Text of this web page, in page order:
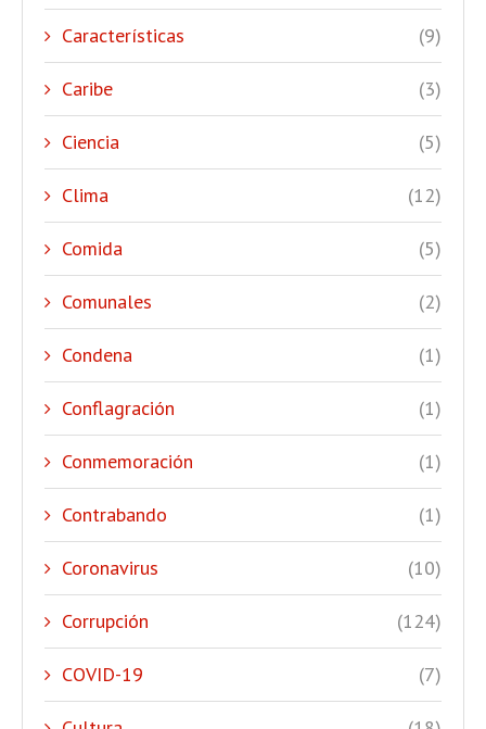
Características (9)
Caribe (3)
Ciencia (5)
Clima (12)
Comida (5)
Comunales (2)
Condena (1)
Conflagración (1)
Conmemoración (1)
Contrabando (1)
Coronavirus (10)
Corrupción (124)
COVID-19 (7)